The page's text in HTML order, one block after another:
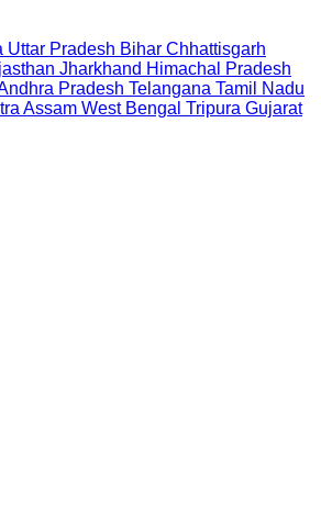
Uttar Pradesh Bihar Chhattisgarh
Jharkhand Himachal Pradesh
Pradesh Telangana Tamil Nadu
Assam West Bengal Tripura Gujarat